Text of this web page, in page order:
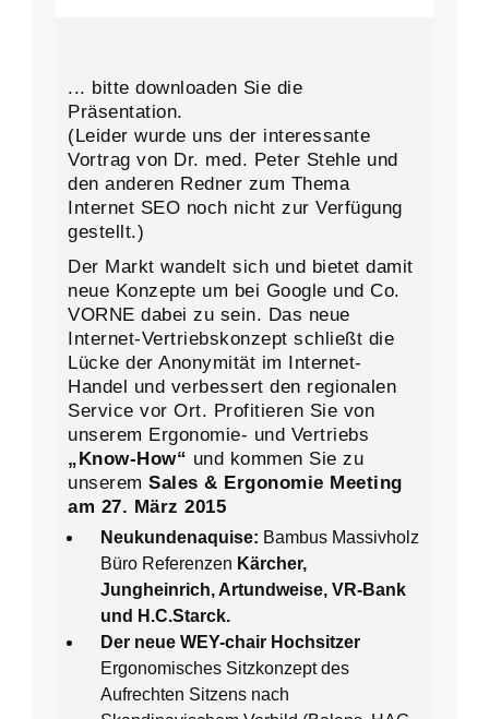
... bitte downloaden Sie die
Präsentation.
(Leider wurde uns der interessante
Vortrag von Dr. med. Peter Stehle und
den anderen Redner zum Thema
Internet SEO noch nicht zur Verfügung
gestellt.)
Der Markt wandelt sich und bietet damit
neue Konzepte um bei Google und Co.
VORNE dabei zu sein. Das neue
Internet-Vertriebskonzept schließt die
Lücke der Anonymität im Internet-
Handel und verbessert den regionalen
Service vor Ort. Profitieren Sie von
unserem Ergonomie- und Vertriebs
„Know-How“ und kommen Sie zu
unserem Sales & Ergonomie Meeting
am 27. März 2015
Neukundenaquise: Bambus Massivholz
Büro Referenzen Kärcher,
Jungheinrich, Artundweise, VR-Bank
und H.C.Starck.
Der neue WEY-chair Hochsitzer
Ergonomisches Sitzkonzept des
Aufrechten Sitzens nach